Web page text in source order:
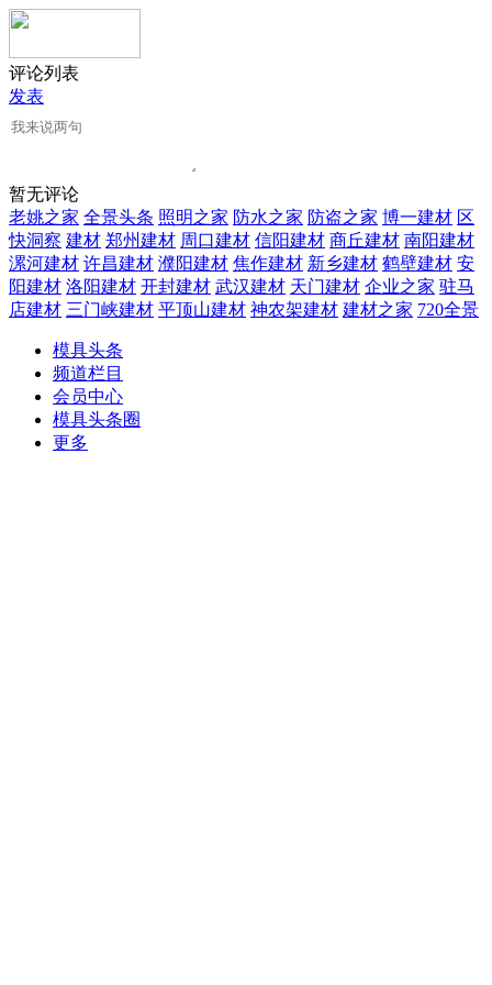
评论列表
发表
暂无评论
老姚之家 全景头条 照明之家 防水之家 防盗之家 博一建材 区
快洞察 建材 郑州建材 周口建材 信阳建材 商丘建材 南阳建材
漯河建材 许昌建材 濮阳建材 焦作建材 新乡建材 鹤壁建材 安
阳建材 洛阳建材 开封建材 武汉建材 天门建材 企业之家 驻马
店建材 三门峡建材 平顶山建材 神农架建材 建材之家 720全景
模具头条
频道栏目
会员中心
模具头条圈
更多